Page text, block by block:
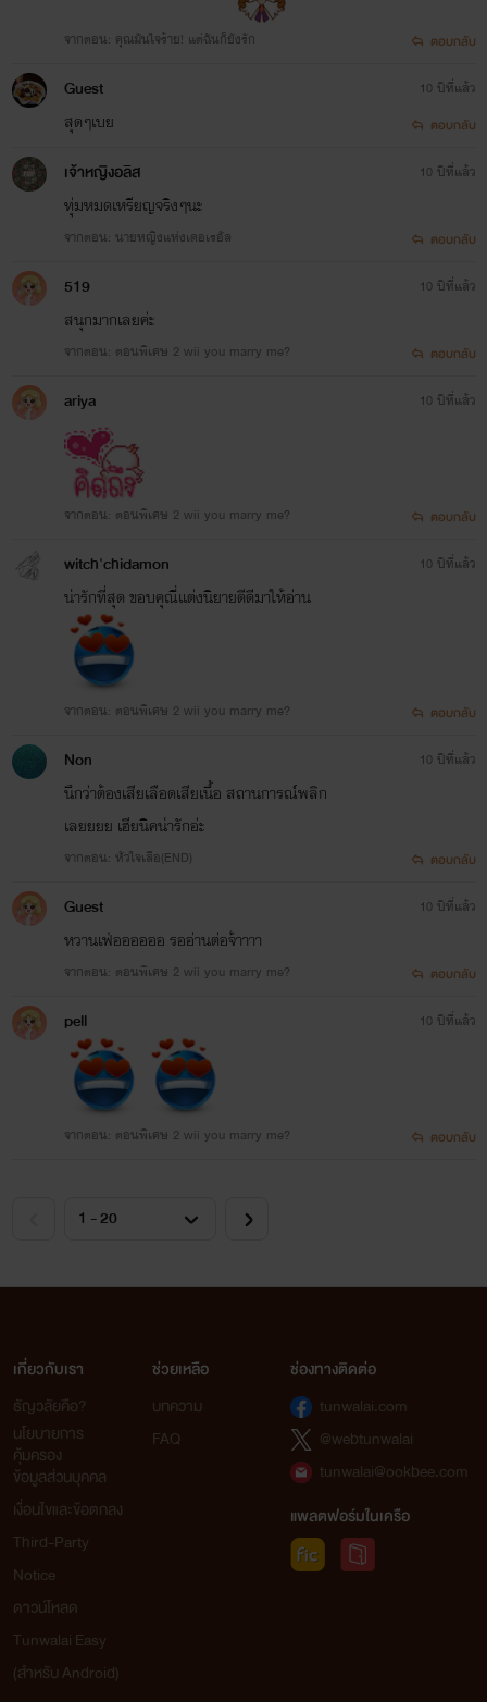
จากตอน: คุณมันใจร้าย! แต่ฉันก็ยังรัก ตอบกลับ
Guest
สุดๆเบย
10 ปีที่แล้ว
ตอบกลับ
เจ้าหญิงอลิส
ทุ่มหมดเหรียญจริงๆนะ
จากตอน: นายหญิงแห่งเดอเรอัล
10 ปีที่แล้ว
ตอบกลับ
519
สนุกมากเลยค่ะ
จากตอน: ตอนพิเศษ 2 wii you marry me?
10 ปีที่แล้ว
ตอบกลับ
ariya
จากตอน: ตอนพิเศษ 2 wii you marry me?
10 ปีที่แล้ว
ตอบกลับ
witch'chidamon
น่ารักที่สุด ขอบคุณี่เเต่งนิยายดีดีมาให้อ่าน
จากตอน: ตอนพิเศษ 2 wii you marry me?
10 ปีที่แล้ว
ตอบกลับ
Non
นึกว่าต้องเสียเลือดเสียเนื้อ สถานการณ์พลิก
เลยยยย เฮียนิคน่ารักอ่ะ
จากตอน: หัวใจเสือ(END)
10 ปีที่แล้ว
ตอบกลับ
Guest
หวานเฟ่ออออออ รออ่านต่อจ้าาาา
จากตอน: ตอนพิเศษ 2 wii you marry me?
10 ปีที่แล้ว
ตอบกลับ
pell
จากตอน: ตอนพิเศษ 2 wii you marry me?
10 ปีที่แล้ว
ตอบกลับ
เกี่ยวกับเรา
ธัญวลัยคือ?
นโยบายการ
คุ้มครอง
ข้อมูลส่วนบุคคล
เงื่อนไขและข้อตกลง
Third-Party
Notice
ดาวน์โหลด
Tunwalai Easy
(สำหรับ Android)
ช่วยเหลือ
บทความ
FAQ
ช่องทางติดต่อ
tunwalai.com
@webtunwalai
tunwalai@ookbee.com
แพลตฟอร์มในเครือ